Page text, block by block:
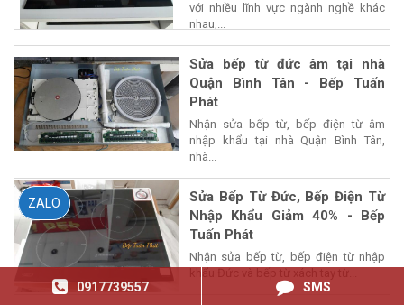
với nhiều lĩnh vực ngành nghề khác
nhau,...
Sửa bếp từ đức âm tại nhà
Quận Bình Tân - Bếp Tuấn
Phát
Nhận sửa bếp từ, bếp điện từ âm
nhập khẩu tại nhà Quận Bình Tân,
nhà...
Sửa Bếp Từ Đức, Bếp Điện Từ
Nhập Khẩu Giảm 40% - Bếp
Tuấn Phát
Nhận sửa bếp từ, bếp điện từ nhập
0917739557 SMS
ZALO